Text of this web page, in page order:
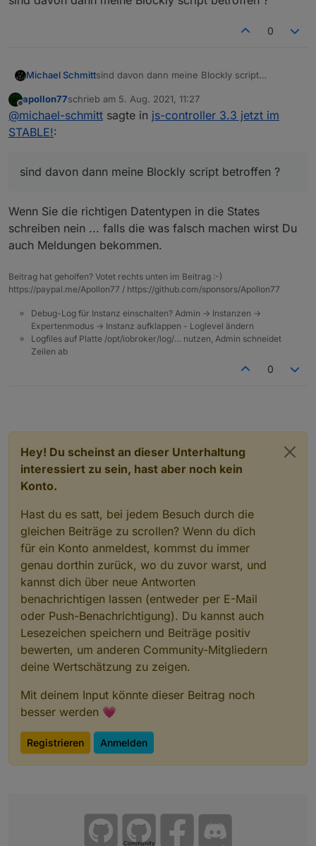
monierten Punkt gelöscht hätte.
0
Michael Schmittsind davon dann meine Blockly script
Offline
apollon77schrieb am 5. Aug. 2021, 11:27
zuletzt editiert von
@michael-schmitt sagte in js-controller 3.3 jetzt im
STABLE!:
sind davon dann meine Blockly script betroffen ?
Wenn Sie die richtigen Datentypen in die States
schreiben nein ... falls die was falsch machen wirst Du
auch Meldungen bekommen.
Beitrag hat geholfen? Votet rechts unten im Beitrag :-)
https://paypal.me/Apollon77 / https://github.com/sponsors/Apollon77
Debug-Log für Instanz einschalten? Admin -> Instanzen ->
Expertenmodus -> Instanz aufklappen - Loglevel ändern
Logfiles auf Platte /opt/iobroker/log/… nutzen, Admin schneidet
Zeilen ab
0
Hey! Du scheinst an dieser Unterhaltung
interessiert zu sein, hast aber noch kein
Konto.
Hast du es satt, bei jedem Besuch durch die
gleichen Beiträge zu scrollen? Wenn du dich
für ein Konto anmeldest, kommst du immer
genau dorthin zurück, wo du zuvor warst, und
kannst dich über neue Antworten
benachrichtigen lassen (entweder per E-Mail
oder Push-Benachrichtigung). Du kannst auch
Lesezeichen speichern und Beiträge positiv
bewerten, um anderen Community-Mitgliedern
deine Wertschätzung zu zeigen.
Mit deinem Input könnte dieser Beitrag noch
besser werden 💗
Registrieren Anmelden
Community